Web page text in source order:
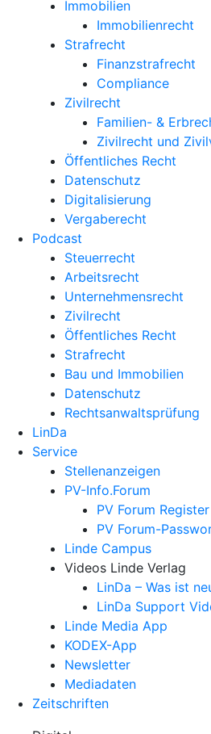
Immobilien
Immobilienrecht
Strafrecht
Finanzstrafrecht
Compliance
Zivilrecht
Familien- &
Zivilrecht und
Öffentliches Recht
Datenschutz
Digitalisierung
Vergaberecht
Podcast
Steuerrecht
Arbeitsrecht
Unternehmens­recht
Zivilrecht
Öffentliches Recht
Strafrecht
Bau und Immobilien
Datenschutz
Rechtsanwalts­prüfung
LinDa
Service
Stellenanzeigen
PV-Info.Forum
PV Forum Register
PV Forum-
Linde Campus
Videos Linde Verlag
LinDa – Was ist
LinDa Support
Linde Media App
KODEX-App
Newsletter
Mediadaten
Zeitschriften